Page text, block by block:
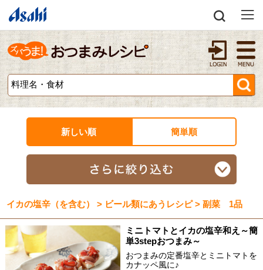
新しい順 簡単順
イカの塩辛（を含む） > ビール類にあうレシピ > 副菜 1品
ミニトマトとイカの塩辛和え～簡
単3stepおつまみ～
おつまみの定番塩辛とミニトマトを
カナッペ風に♪